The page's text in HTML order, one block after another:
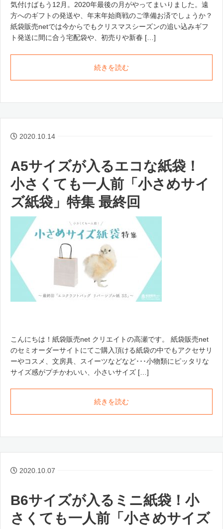
気付けばもう12月。2020年最後の月がやってまいりました。遠
方へのギフトの発送や、年末年始商戦のご準備お済でしょうか？
紙袋販売netでは今からでもクリスマスシーズンの追い込みギフ
ト発送に間に合う宅配袋や、初売りや新春 […]
続きを読む
2020.10.14
A5サイズが入るエコな紙袋！
小さくても一人前「小さめサイ
ズ紙袋」特集 最終回
こんにちは！紙袋販売net クリエイトの高瀬です。 紙袋販売net
のセミオーダーサイトにてご購入頂ける紙袋の中でもアクセサリ
ーやコスメ、文房具、スイーツなどなど･･･小物類にピッタリな
サイズ感がプチかわいい、小さいサイズ […]
続きを読む
2020.10.07
B6サイズが入るミニ紙袋！小
さくても一人前「小さめサイズ